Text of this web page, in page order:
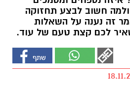
ולמה חשוב לבצע תחזוקה
זה נענה על השאלות
לכם קצת טעם של עוד.